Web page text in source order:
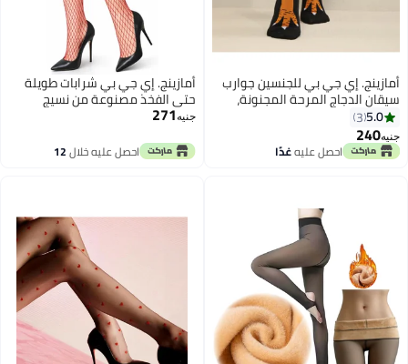
أمازينج. إي جي بي للجنسين جوارب
سيقان الدجاج المرحة المجنونة،
جوارب تركية عالية الركبة، هدايا
مضحكة للنساء والرجال والأطفال،
هدايا مضحكة مذهلة للجوارب
المبتكرة للحفلات
5.0
3
جنيه240
احصل عليهغدًا
أمازينج. إي جي بي شرابات طويلة
حتى الفخذ مصنوعة من نسيج
شبكي للنساء، بنمط شبكي كبير من
مطاطي من اميزينج اي جي بي، زوج
واحد، لون أحمر
جنيه271
احصل عليه خلال12